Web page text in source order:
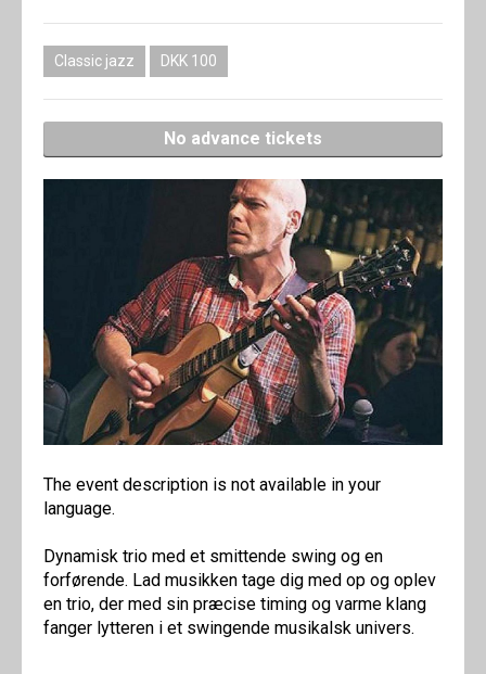
Contributors
SHOP
Classic jazz DKK 100
No advance tickets
The event description is not available in your
language.
Dynamisk trio med et smittende swing og en
forførende. Lad musikken tage dig med op og oplev
en trio, der med sin præcise timing og varme klang
fanger lytteren i et swingende musikalsk univers.